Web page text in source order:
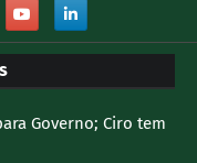
Governo; Ciro tem